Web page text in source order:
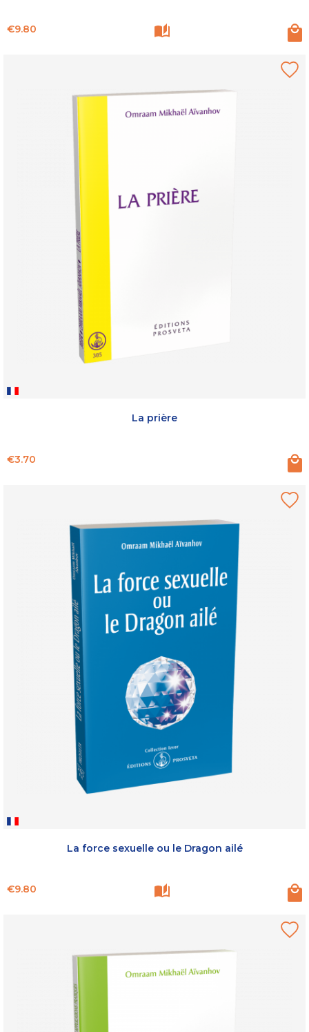
Price
€9.80
La prière
Price
€3.70
La force sexuelle ou le Dragon ailé
Price
€9.80